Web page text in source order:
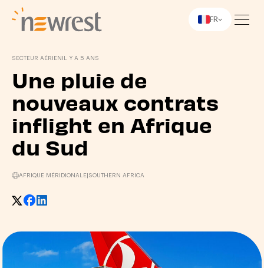
FR
SECTEUR AÉRIEN IL Y A 5 ANS
Une pluie de
nouveaux contrats
inflight en Afrique
du Sud
AFRIQUE MÉRIDIONALE SOUTHERN AFRICA